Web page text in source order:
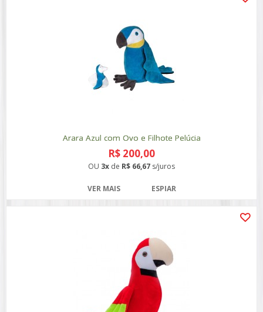
Arara Azul com Ovo e Filhote Pelúcia
R$ 200,00
OU 3x de R$ 66,67 s/juros
VER MAIS ESPIAR